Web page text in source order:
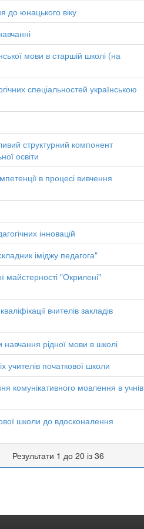
до юнацького віку
мови в старшій школі (на
спеціальностей українською
структурний компонент
освіти
в процесі вивчення
інновацій
іміджу педагога"
майстерності "Окрилені"
вчителів закладів
рідної мови в школі
учителів початкової школи
комунікативного мовлення в учнів
школи до вдосконалення
Результати 1 до 20 із 36